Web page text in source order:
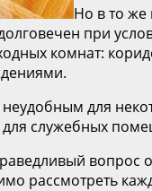
Но в то же
при
комнат:
для
служебных
рассмотреть